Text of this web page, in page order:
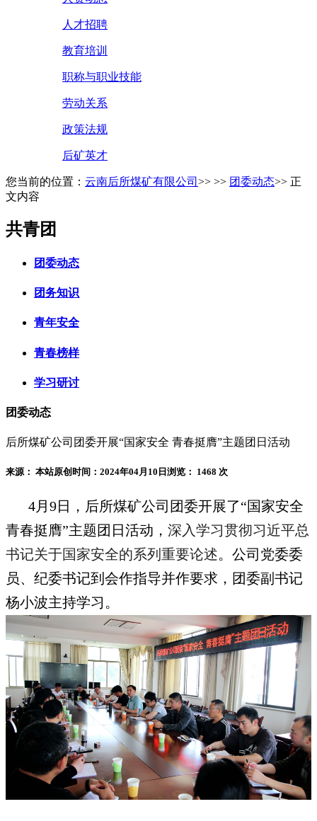
人才招聘
教育培训
职称与职业技能
劳动关系
政策法规
后矿英才
您当前的位置： 云南后所煤矿有限公司 >> >> 团委动态>> 正
文内容
共青团
团委动态
团务知识
青年安全
青春榜样
学习研讨
团委动态
后所煤矿公司团委开展“国家安全 青春挺膺”主题团日活动
来源： 本站原创 时间：2024年04月10日 浏览： 1468 次
4月9日，后所煤矿公司团委开展了“国家安全
青春挺膺”主题团日活动， 深入学习贯彻习近平总
书记关于国家安全的系列重要论述。公司党委委
员、纪委书记到会作指导并作要求，团委副书记
杨小波主持学习。